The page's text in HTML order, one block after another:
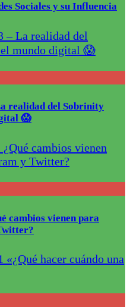
Sociales y su Influencia
realidad del Sobrinity
😱
cambios vienen para